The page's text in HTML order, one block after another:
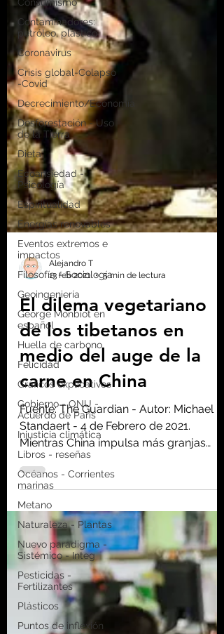
Contaminadores:
petróleo, plástico
Coronavirus
Crisis global-Colapso
-Covid
Decrecimiento/Economía
Desforestación - Uso
de la Tierra
Dieta
Ecoansiedad -
Psicología
Espiritualidad
Energías renovables
Eventos extremos e
impactos
Filosofía - Sociología
Geoingeniería
George Monbiot en
español
Huella de carbono
Felicidad
Gráficos explicativos
Gobierno - ONU -
Acuerdo de Paris
Injusticia climática
Libros - reseñas
Océanos - Corrientes
marinas
Metano
Naturaleza - Plantas
Nuevo paradigma -
Sistémico - Integ
Pesticidas -
Fertilizantes
Plásticos
Puntos de inflexión
Alejandro T
13 feb 2021
5 min de lectura
El dilema vegetariano
de los tibetanos en
medio del auge de la
carne en China
Fuente: The Guardian - Autor: Michael
Standaert - 4 de Febrero de 2021.
Mientras China impulsa más granjas
industrializadas, los monjes...